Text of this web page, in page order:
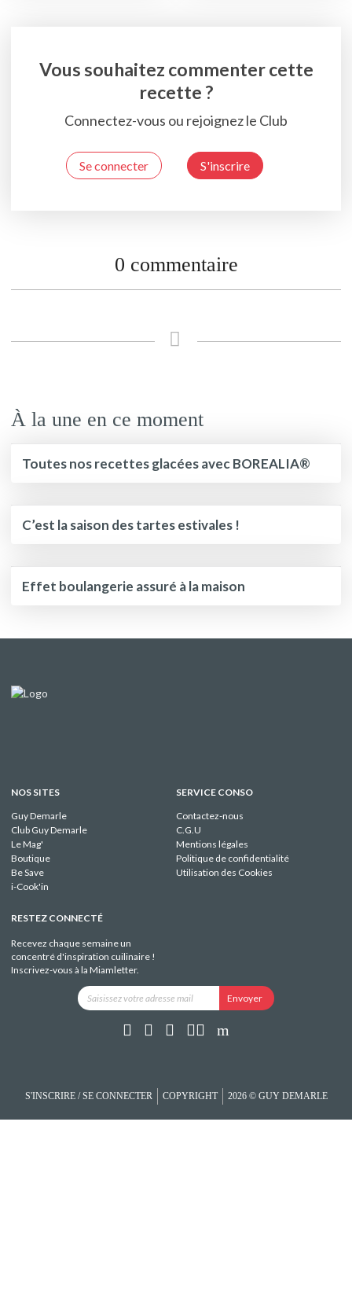
Vous souhaitez commenter cette
recette ?
Connectez-vous ou rejoignez le Club
Se connecter S'inscrire
0 commentaire
À la une en ce moment
Toutes nos recettes glacées avec BOREALIA®
C’est la saison des tartes estivales !
Effet boulangerie assuré à la maison
NOS SITES
Guy Demarle
Club Guy Demarle
Le Mag'
Boutique
Be Save
i-Cook'in
SERVICE CONSO
Contactez-nous
C.G.U
Mentions légales
Politique de confidentialité
Utilisation des Cookies
RESTEZ CONNECTÉ
Recevez chaque semaine un
concentré d'inspiration cuilinaire !
Inscrivez-vous à la Miamletter.
S'INSCRIRE / SE CONNECTER COPYRIGHT 2026 © GUY DEMARLE